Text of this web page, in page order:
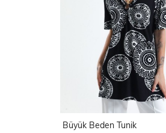
Büyük Beden Tunik